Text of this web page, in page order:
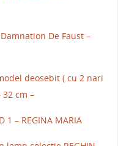
De Faust –
deosebit ( cu 2 nari
cm –
1 – REGINA MARIA